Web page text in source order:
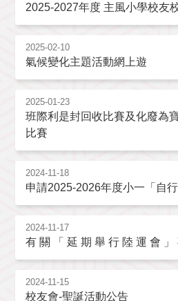
2025-2027年度 主風小學校友
2025-02-10
氣候變化主題活動網上遊
2025-01-23
班際利是封回收比賽及化廢為
比賽
2024-11-18
申請2025-2026年度小一「自
2024-11-17
有 關 「 延 期 舉 行 陸 運 會 」
2024-11-15
校友會-聖誕活動公告